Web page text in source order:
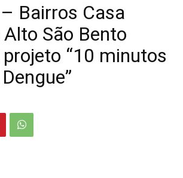
Bairros Casa
Alto São Bento
“10 minutos